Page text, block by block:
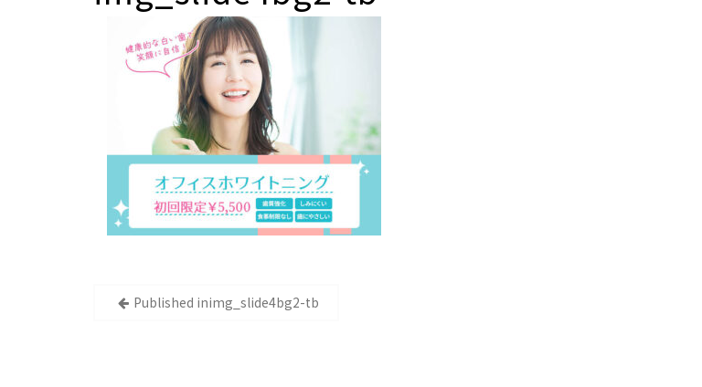
投 Published inimg_slide4bg2-tb